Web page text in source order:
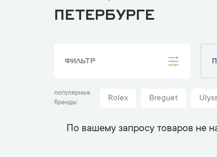
ПЕТЕРБУРГЕ
ФИЛЬТР
популярные
бренды
Rolex Breguet
По вашему запросу товаров не